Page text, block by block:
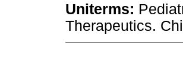
Uniterms:
Therapeutics.